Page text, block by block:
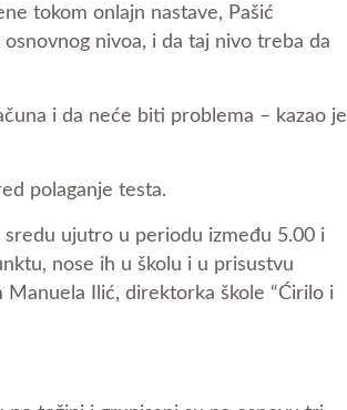
tokom onlajn nastave, Pašić
nivoa, i da taj nivo treba da
i da neće biti problema – kazao je
polaganje testa.
ujutro u periodu između 5.00 i
nose ih u školu i u prisustvu
Manuela Ilić, direktorka škole “Ćirilo i